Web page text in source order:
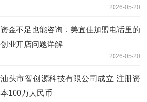
2026-05-20
资金不足也能咨询：美宜佳加盟电话里的
创业开店问题详解
2026-05-20
汕头市智创源科技有限公司成立 注册资
本100万人民币